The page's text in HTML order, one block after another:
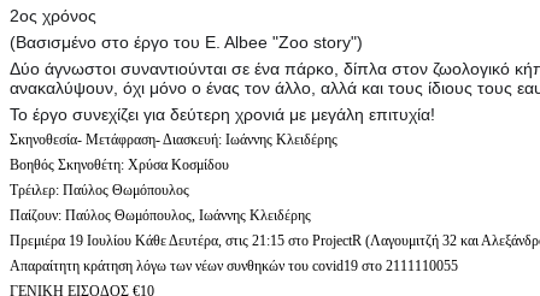
2oς χρόνος
(Βασισμένο στο έργο του E. Albee "Zoo story")
Δύο άγνωστοι συναντιούνται σε ένα πάρκο, δίπλα στον ζωολογικό
ανακαλύψουν, όχι μόνο ο ένας τον άλλο, αλλά και τους ίδιους τους
Το έργο συνεχίζει για δεύτερη χρονιά με μεγάλη επιτυχία!
Σκηνοθεσία- Μετάφραση- Διασκευή: Ιωάννης Κλειδέρης
Βοηθός Σκηνοθέτη: Χρύσα Κοσμίδου
Τρέιλερ: Παύλος Θωμόπουλος
Παίζουν: Παύλος Θωμόπουλος, Ιωάννης Κλειδέρης
Πρεμιέρα 19 Ιουλίου Κάθε Δευτέρα, στις 21:15 στο ProjectR (Λαγουμιτζή 32 και
Απαραίτητη κράτηση λόγω των νέων συνθηκών του covid19 στο 2111110055
ΓΕΝΙΚΗ ΕΙΣΟΔΟΣ €10